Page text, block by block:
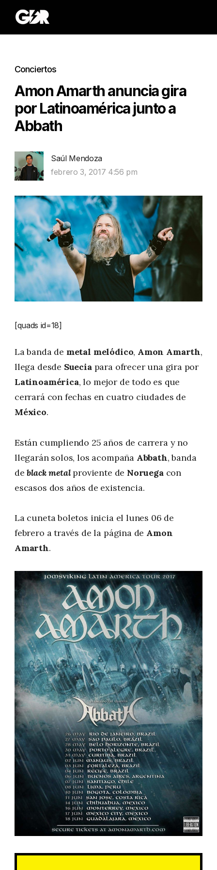
Conciertos
Amon Amarth anuncia gira
por Latinoamérica junto a
Abbath
Saúl Mendoza
febrero 3, 2017 4:56 pm
[quads id=18]
La banda de metal melódico, Amon Amarth,
llega desde Sueciapara ofrecer una gira por
Latinoamérica, lo mejor de todo es que
cerrará con fechas en cuatro ciudades de
México.
Están cumpliendo 25 años de carrera y no
llegarán solos, los acompaña Abbath, banda
deblack metalproviente de Noruegacon
escasos dos años de existencia.
La cuneta boletos inicia el lunes 06 de
febrero a través de la página de Amon
Amarth.